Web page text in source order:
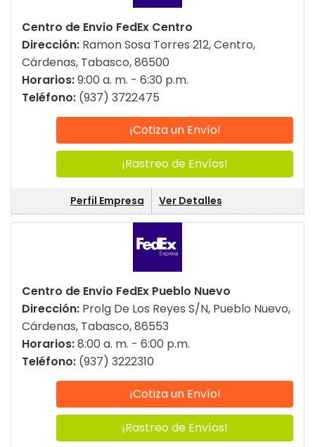
Centro de Envio FedEx Centro
Dirección: Ramon Sosa Torres 212, Centro,
Cárdenas, Tabasco, 86500
Horarios:9:00 a. m. - 6:30 p.m.
Teléfono: (937) 3722475
¡Cotiza un Envío!
¡Rastreo de Envíos!
Perfil Empresa Ver Detalles
Centro de Envio FedEx Pueblo Nuevo
Dirección: Prolg De Los Reyes S/N, Pueblo Nuevo,
Cárdenas, Tabasco, 86553
Horarios:8:00 a. m. - 6:00 p.m.
Teléfono: (937) 3222310
¡Cotiza un Envío!
¡Rastreo de Envíos!